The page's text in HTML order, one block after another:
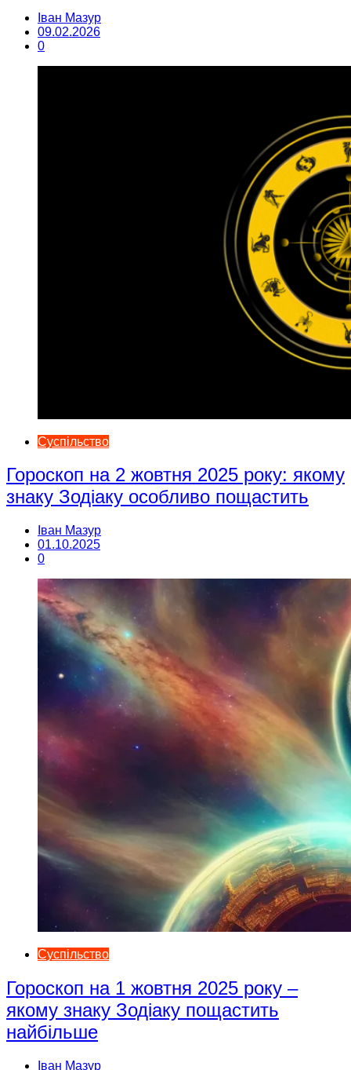
Іван Мазур
09.02.2026
0
Суспільство
Гороскоп на 2 жовтня 2025 року: якому
знаку Зодіаку особливо пощастить
Іван Мазур
01.10.2025
0
Суспільство
Гороскоп на 1 жовтня 2025 року –
якому знаку Зодіаку пощастить
найбільше
Іван Мазур